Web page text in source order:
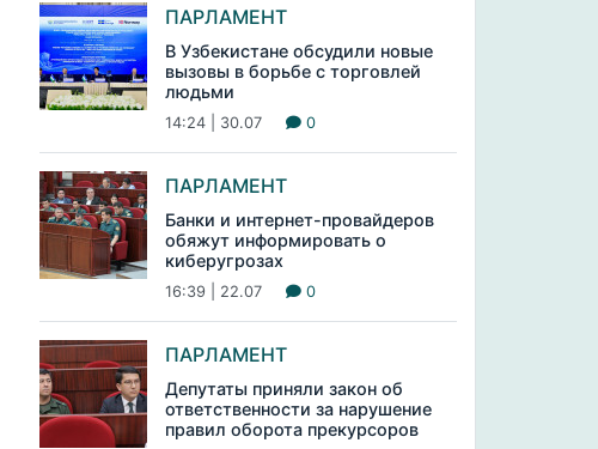
ПАРЛАМЕНТ
В Узбекистане обсудили новые
вызовы в борьбе с торговлей
людьми
14:24 | 30.07 0
ПАРЛАМЕНТ
Банки и интернет-провайдеров
обяжут информировать о
киберугрозах
16:39 | 22.07 0
ПАРЛАМЕНТ
Депутаты приняли закон об
ответственности за нарушение
правил оборота прекурсоров